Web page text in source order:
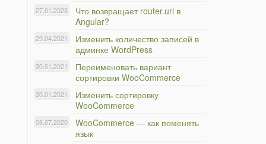
Что возвращает router.url в
Angular?
27.01.2023
Изменить количество записей в
админке WordPress
29.04.2021
Переименовать вариант
сортировки WooCommerce
30.01.2021
Изменить сортировку
WooCommerce
30.01.2021
WooCommerce — как поменять
язык
08.07.2020